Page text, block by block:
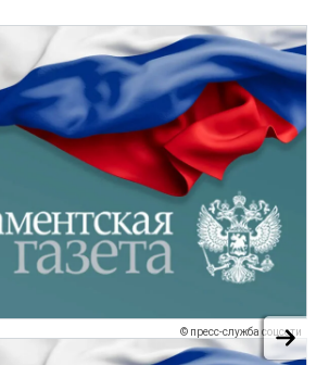
© пресс-служба соцсети